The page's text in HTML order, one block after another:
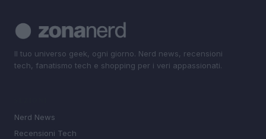
Il tuo universo geek, ogni giorno. Nerd news, recensioni
tech, fanatismo tech e shopping per i veri appassionati.
Nerd News
Recensioni Tech